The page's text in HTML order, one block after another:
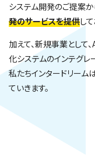
システム開発のご提案
発のサービスを提供し
加えて、新規事業として
化システムのインテグレ
私たちインタードリーム
ていきます。